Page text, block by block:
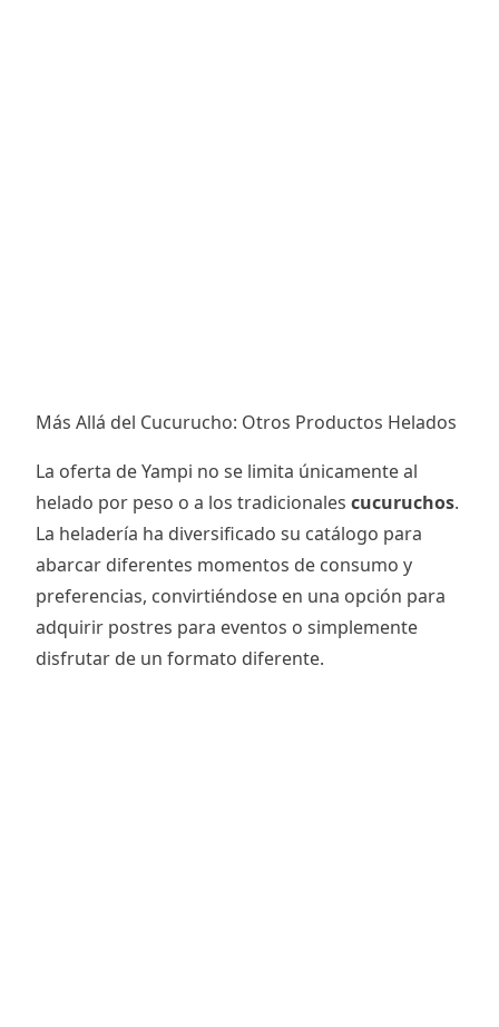
Más Allá del Cucurucho: Otros Productos Helados
La oferta de Yampi no se limita únicamente al
helado por peso o a los tradicionales cucuruchos.
La heladería ha diversificado su catálogo para
abarcar diferentes momentos de consumo y
preferencias, convirtiéndose en una opción para
adquirir postres para eventos o simplemente
disfrutar de un formato diferente.